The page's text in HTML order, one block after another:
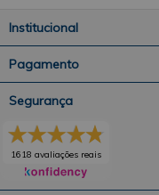
Institucional
Pagamento
Segurança
1618 avaliações reais